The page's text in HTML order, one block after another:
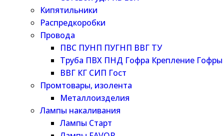
Кипятильники
Распредкоробки
Провода
ПВС ПУНП ПУГНП ВВГ ТУ
Труба ПВХ ПНД Гофра Крепление Гофры
ВВГ КГ СИП Гост
Промтовары, изолента
Металлоизделия
Лампы накаливания
Лампы Старт